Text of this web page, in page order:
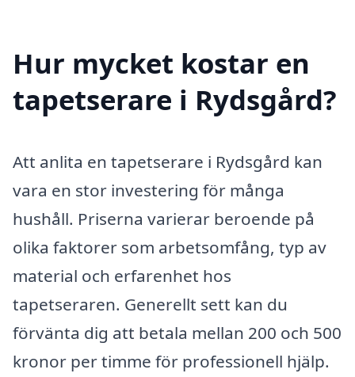
Hur mycket kostar en
tapetserare i Rydsgård?
Att anlita en tapetserare i Rydsgård kan
vara en stor investering för många
hushåll. Priserna varierar beroende på
olika faktorer som arbetsomfång, typ av
material och erfarenhet hos
tapetseraren. Generellt sett kan du
förvänta dig att betala mellan 200 och 500
kronor per timme för professionell hjälp.